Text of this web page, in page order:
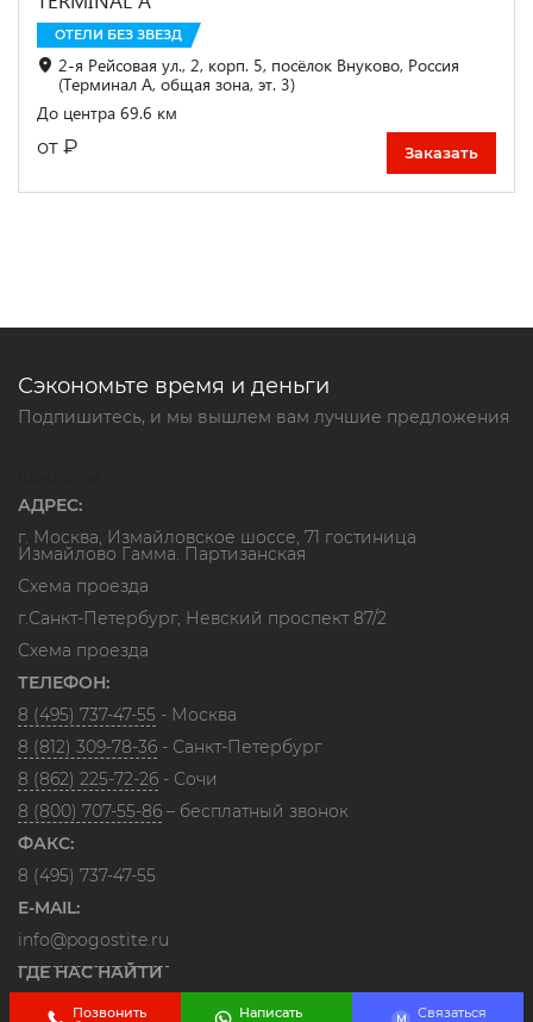
ОТЕЛИ БЕЗ ЗВЕЗД
2-я Рейсовая ул., 2, корп. 5, посёлок Внуково, Россия
(Терминал A, общая зона, эт. 3)
До центра 69.6 км
от ₽ Заказать
Сэкономьте время и деньги
Подпишитесь, и мы вышлем вам лучшие предложения
АДРЕС:
г. Москва, Измайловское шоссе, 71 гостиница
Измайлово Гамма. Партизанская
Схема проезда
г.Санкт-Петербург, Невский проспект 87/2
Схема проезда
ТЕЛЕФОН:
8 (495) 737-47-55 - Москва
8 (812) 309-78-36 - Санкт-Петербург
8 (862) 225-72-26 - Сочи
8 (800) 707-55-86 – бесплатный звонок
ФАКС:
8 (495) 737-47-55
E-MAIL:
info@pogostite.ru
ГДЕ НАС НАЙТИ
Позвонить
Написать
M
Связаться